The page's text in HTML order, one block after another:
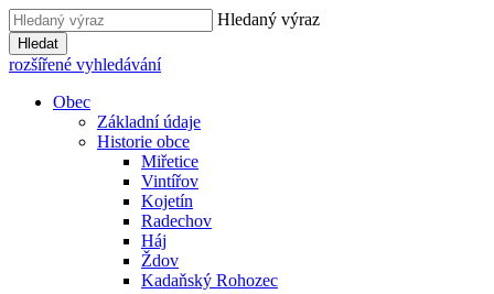
Hledaný výraz
Hledat
rozšířené vyhledávání
Obec
Základní údaje
Historie obce
Miřetice
Vintířov
Kojetín
Radechov
Háj
Ždov
Kadaňský Rohozec